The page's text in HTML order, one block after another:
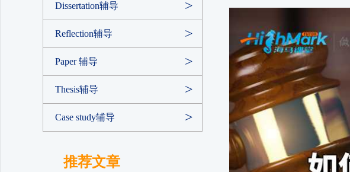
Dissertation辅导
Reflection辅导
Paper 辅导
Thesis辅导
Case study辅导
推荐文章